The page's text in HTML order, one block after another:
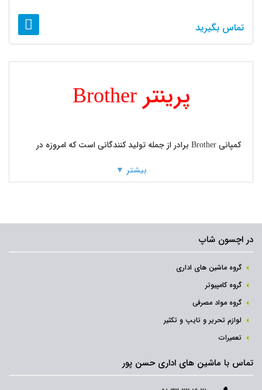
تماس بگیرید
پرینتر Brother
کمپانیBrother برادر از جمله تولید کنندگانی است که امروزه در
سراسر جهان نماینده ای از خود به عنوان یک پرینتر قوی و کارآمد به
نشده و امروزه صنعت ماشین های اداری، بسیاری از محصولات
کاربرپسند بازار خود را مدیون تولیدات این شرکت می داند.
آن از سال 1962 با نام تجاری
خیاطی هایی با نام یاسووی(yasui)فعالیت کرده است . امروزه
بیشتر ▼
در اچسون شاپ
گروه ماشین های اداری
گروه کامپیوتر
گروه مواد مصرفی
لوازم تحریر و تایپ و تکثیر
تعمیرات
تماس با ماشین های اداری حسن پور